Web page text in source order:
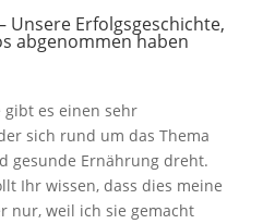
Unsere Erfolgsgeschichte,
abgenommen haben
gibt es einen sehr
sich rund um das Thema
gesunde Ernährung dreht.
Ihr wissen, dass dies meine
nur, weil ich sie gemacht